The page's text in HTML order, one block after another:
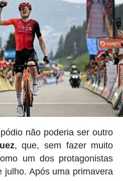
não poderia ser outro
, que, sem fazer muito
um dos protagonistas
julho. Após uma primavera